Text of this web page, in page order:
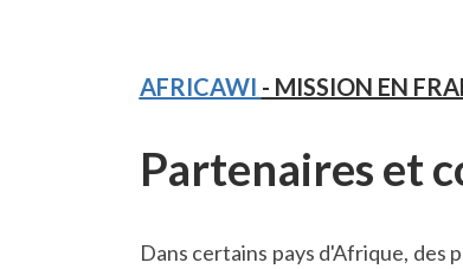
AFRICAWI - MISSION EN
Partenaires et
Dans certains pays d'Afrique, des